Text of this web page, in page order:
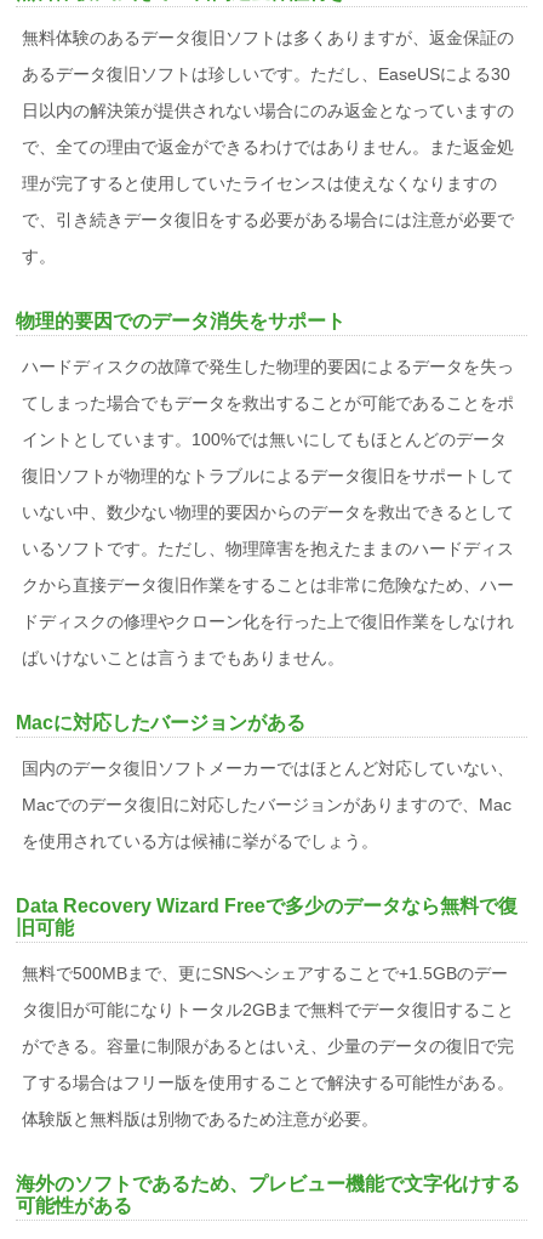
無料体験のあるデータ復旧ソフトは多くありますが、返金保証の
あるデータ復旧ソフトは珍しいです。ただし、EaseUSによる30
日以内の解決策が提供されない場合にのみ返金となっていますの
で、全ての理由で返金ができるわけではありません。また返金処
理が完了すると使用していたライセンスは使えなくなりますの
で、引き続きデータ復旧をする必要がある場合には注意が必要で
す。
物理的要因でのデータ消失をサポート
ハードディスクの故障で発生した物理的要因によるデータを失っ
てしまった場合でもデータを救出することが可能であることをポ
イントとしています。100%では無いにしてもほとんどのデータ
復旧ソフトが物理的なトラブルによるデータ復旧をサポートして
いない中、数少ない物理的要因からのデータを救出できるとして
いるソフトです。ただし、物理障害を抱えたままのハードディス
クから直接データ復旧作業をすることは非常に危険なため、ハー
ドディスクの修理やクローン化を行った上で復旧作業をしなけれ
ばいけないことは言うまでもありません。
Macに対応したバージョンがある
国内のデータ復旧ソフトメーカーではほとんど対応していない、
Macでのデータ復旧に対応したバージョンがありますので、Mac
を使用されている方は候補に挙がるでしょう。
Data Recovery Wizard Freeで多少のデータなら無料で復
旧可能
無料で500MBまで、更にSNSへシェアすることで+1.5GBのデー
タ復旧が可能になりトータル2GBまで無料でデータ復旧すること
ができる。容量に制限があるとはいえ、少量のデータの復旧で完
了する場合はフリー版を使用することで解決する可能性がある。
体験版と無料版は別物であるため注意が必要。
海外のソフトであるため、プレビュー機能で文字化けする
可能性がある